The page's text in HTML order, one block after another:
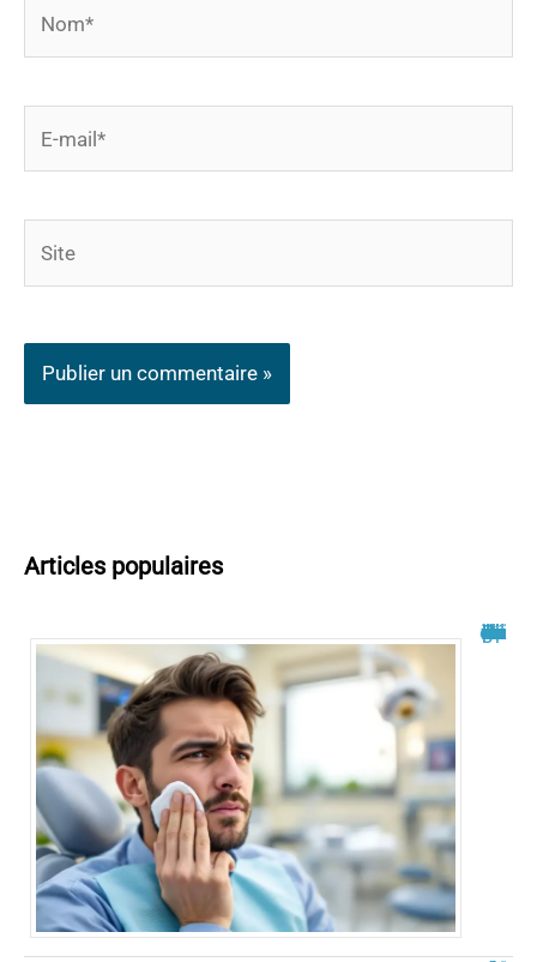
mail*
Articles populaires
Philippe Bilger malade du cancer : un combat dévoilé